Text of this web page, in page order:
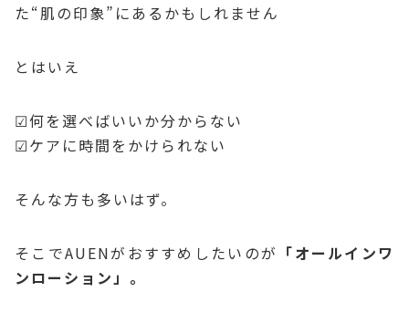
た“肌の印象”にあるかもしれません
とはいえ
☑何を選べばいいか分からない
☑ケアに時間をかけられない
そんな方も多いはず。
そこでAUENがおすすめしたいのが 「オールインワ
ンローション」。